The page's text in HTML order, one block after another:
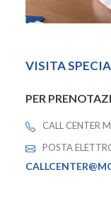
VISITA
PER
CALL CENTER
POSTA